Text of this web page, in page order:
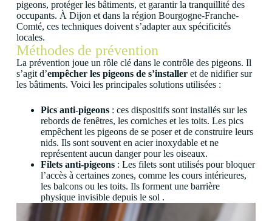
pigeons, protéger les bâtiments, et garantir la tranquillité des
occupants. À Dijon et dans la région Bourgogne-Franche-
Comté, ces techniques doivent s’adapter aux spécificités
locales.
Méthodes de prévention
La prévention joue un rôle clé dans le contrôle des pigeons. Il
s’agit d’empêcher les pigeons de s’installeret de nidifier sur
les bâtiments. Voici les principales solutions utilisées :
Pics anti-pigeons: ces dispositifs sont installés sur les
rebords de fenêtres, les corniches et les toits. Les pics
empêchent les pigeons de se poser et de construire leurs
nids. Ils sont souvent en acier inoxydable et ne
représentent aucun danger pour les oiseaux.
Filets anti-pigeons: Les filets sont utilisés pour bloquer
l’accès à certaines zones, comme les cours intérieures,
les balcons ou les toits. Ils forment une barrière
physique invisible depuis le sol .